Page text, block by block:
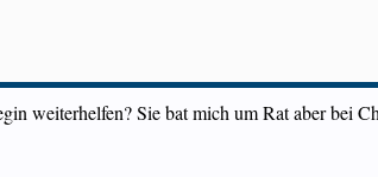
weiterhelfen? Sie bat mich um Rat aber bei